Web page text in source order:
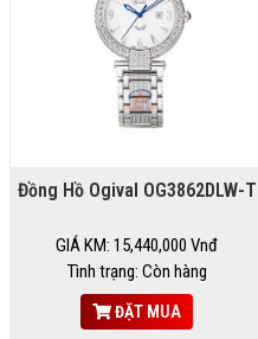
Đồng Hồ Ogival OG3862DLW-T
GIÁ KM: 15,440,000 Vnđ
Tình trạng: Còn hàng
ĐẶT MUA